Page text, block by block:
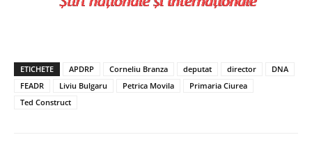
ETICHETE APDRP Corneliu Branza deputat director
DNA
FEADR
Liviu Bulgaru Petrica Movila
Primaria Ciurea
Ted Construct